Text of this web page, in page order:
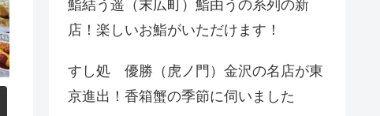
鮨結う遥（末広町）鮨由うの系列の新
店！楽しいお鮨がいただけます！
すし処 優勝（虎ノ門）金沢の名店が東
京進出！香箱蟹の季節に伺いました